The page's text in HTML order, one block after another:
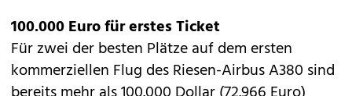
100.000 Euro für erstes Ticket
Für zwei der besten Plätze auf dem ersten
kommerziellen Flug des Riesen-Airbus A380 sind